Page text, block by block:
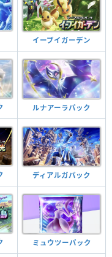
イーブイガーデン
ルナアーラパック
ディアルガパック
ミュウツーパック